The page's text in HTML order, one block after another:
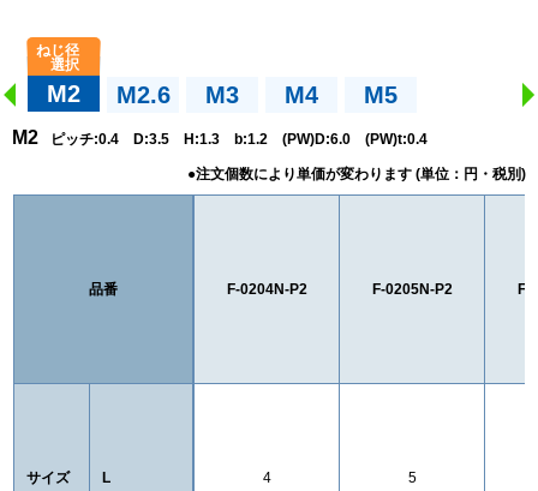
M2 M2.6 M3 M4 M5
M2 ピッチ:0.4 D:3.5 H:1.3 b:1.2 (PW)D:6.0 (PW)t:0.4
品番
サイズ L
F-0204N-P2 F-0205N-P2 F-
4 5